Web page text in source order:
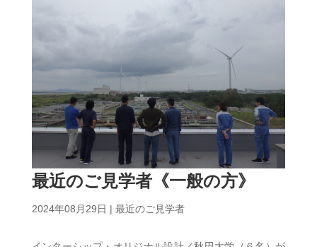
最近のご見学者《一般の方》
2024年08月29日 | 最近のご見学者